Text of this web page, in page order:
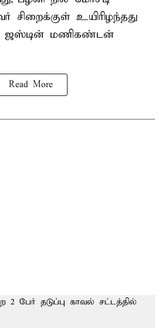
சிறைக்குள் உயிரிழந்தது
ஜஸ்டின் மணிகண்டன்
Read More